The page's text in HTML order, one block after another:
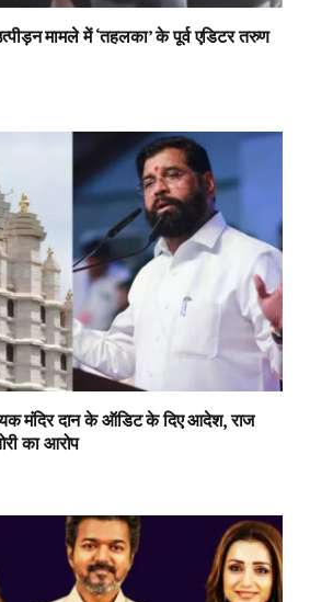
मामले में ‘तहलका’ के पूर्व एडिटर तरुण
मंदिर दान के ऑडिट के दिए आदेश, राज
का आरोप